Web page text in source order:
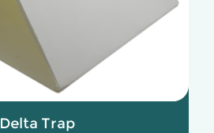
Delta Trap